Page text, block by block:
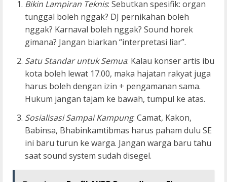
Bikin Lampiran Teknis: Sebutkan spesifik: organ
tunggal boleh nggak? DJ pernikahan boleh
nggak? Karnaval boleh nggak? Sound horek
gimana? Jangan biarkan “interpretasi liar”.
Satu Standar untuk Semua: Kalau konser artis ibu
kota boleh lewat 17.00, maka hajatan rakyat juga
harus boleh dengan izin + pengamanan sama.
Hukum jangan tajam ke bawah, tumpul ke atas.
Sosialisasi Sampai Kampung: Camat, Kakon,
Babinsa, Bhabinkamtibmas harus paham dulu SE
ini baru turun ke warga. Jangan warga baru tahu
saat sound system sudah disegel.